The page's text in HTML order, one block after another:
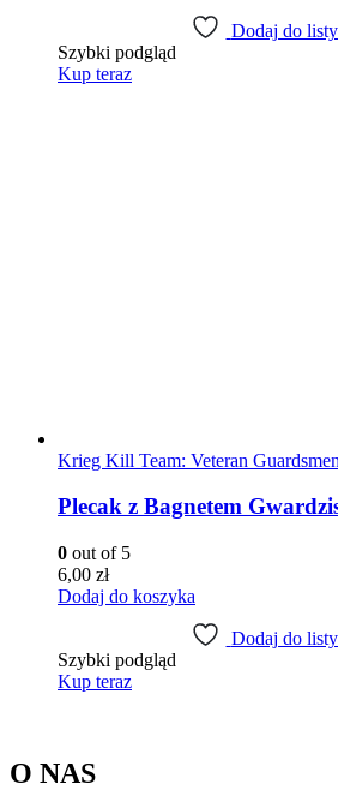
Dodaj do
Szybki podgląd
Kup teraz
Krieg Kill Team: Veteran Guardsmen
Plecak z Bagnetem
0 out of 5
6,00 zł
Dodaj do koszyka
Dodaj do
Szybki podgląd
Kup teraz
O NAS